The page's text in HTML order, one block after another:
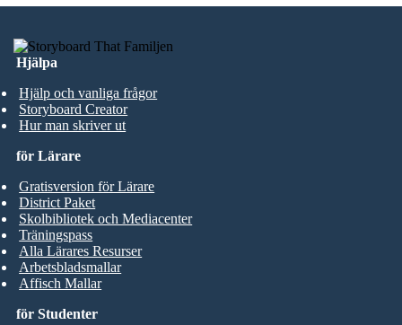
Hjälpa
Hjälp och vanliga frågor
Storyboard Creator
Hur man skriver ut
för Studenter
för Lärare
Gratisversion för Lärare
District Paket
Skolbibliotek och Mediacenter
Träningspass
Alla Lärares Resurser
Arbetsbladsmallar
Affisch Mallar